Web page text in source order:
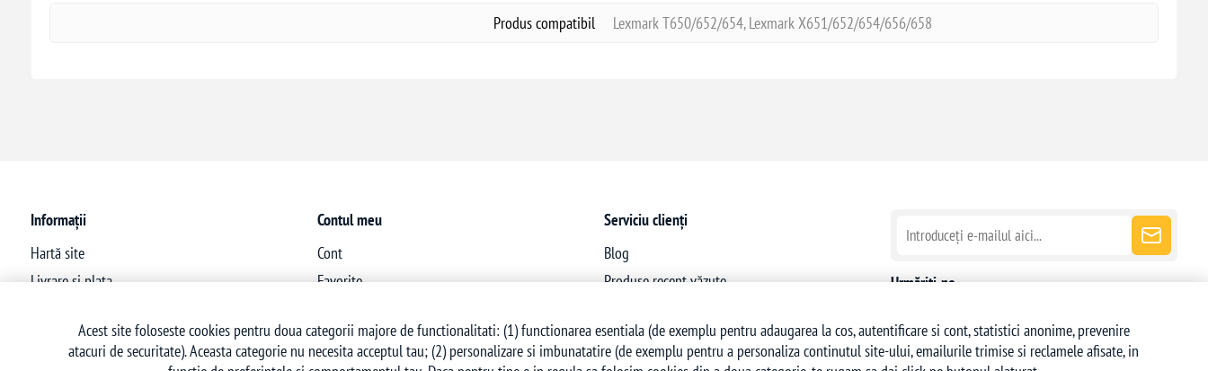
Produs compatibil Lexmark T650/652/654, Lexmark X651/652/654/656/658
Informații
Hartă site
Livrare si plata
Termeni si conditii
Contul meu
Cont
Favorite
Serviciu clienți
Blog
Produse recent văzute
Urmăriți-ne
Acest site foloseste cookies pentru doua categorii majore de functionalitati: (1) functionarea esentiala (de exemplu pentru adaugarea la cos, autentificare si cont, statistici anonime, prevenire
atacuri de securitate). Aceasta categorie nu necesita acceptul tau; (2) personalizare si imbunatatire (de exemplu pentru a personaliza continutul site-ului, emailurile trimise si reclamele afisate, in